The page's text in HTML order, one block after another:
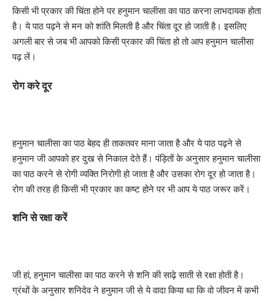
किसी भी प्रकार की चिंता होने पर हनुमान चालीसा का पाठ करना लाभदायक होता
है। ये पाठ पढ़ने से मन को शांति मिलती है और चिंता दूर हो जाती है। इसलिए
अगली बार से जब भी आपको किसी प्रकार की चिंता हो तो आप हनुमान चालीसा
पढ़ लें।
रोग करे दूर
हनुमान चालीसा का पाठ बेहद ही ताकतवर माना जाता है और ये पाठ पढ़ने से
हनुमान जी आपको हर दुख से निकाल देते हैं। पंड़ितों के अनुसार हनुमान चालीसा
का पाठ करने से रोगी व्यक्ति निरोगी हो जाता है और उसका रोग दूर हो जाता है।
रोग की तरह ही किसी भी प्रकार का कष्ट होने पर भी आप ये पाठ जरूर करें।
शनि से रक्षा करें
जी हां, हनुमान चालीसा का पाठ करने से शनि की साढ़े साती से रक्षा होती है।
ग्रंथों के अनुसार शनिदेव ने हनुमान जी से ये वादा किया था कि वो जीवन में कभी